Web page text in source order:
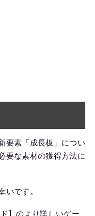
要素「成長板」につい
要な素材の獲得方法に
いです。
】のより詳しいゲー